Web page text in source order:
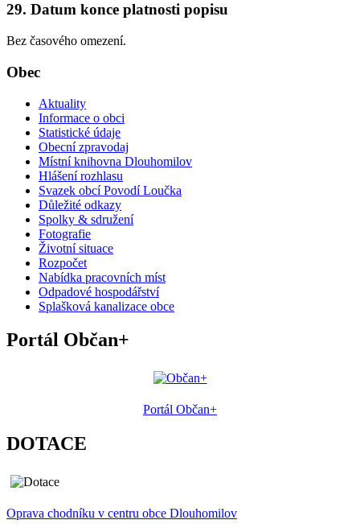
29. Datum konce platnosti popisu
Bez časového omezení.
Obec
Aktuality
Informace o obci
Statistické údaje
Obecní zpravodaj
Místní knihovna Dlouhomilov
Hlášení rozhlasu
Svazek obcí Povodí Loučka
Důležité odkazy
Spolky & sdružení
Fotografie
Životní situace
Rozpočet
Nabídka pracovních míst
Odpadové hospodářství
Splašková kanalizace obce
Portál Občan+
Portál Občan+
DOTACE
Oprava chodníku v centru obce Dlouhomilov